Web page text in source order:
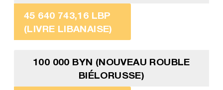
45 640 743,16 LBP
(LIVRE LIBANAISE)
100 000 BYN (NOUVEAU ROUBLE
BIÉLORUSSE)